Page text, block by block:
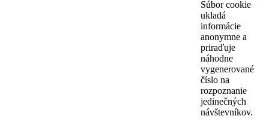
Súbor cookie
ukladá
informácie
anonymne a
priraďuje
náhodne
vygenerované
číslo na
rozpoznanie
jedinečných
návštevníkov.